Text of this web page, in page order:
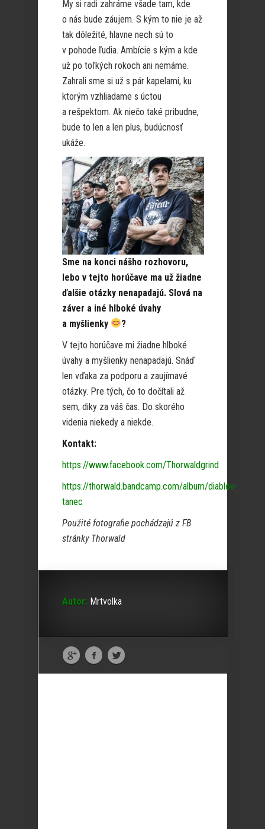
My si radi zahráme všade tam, kde
o nás bude záujem. S kým to nie je až
tak dôležité, hlavne nech sú to
v pohode ľudia. Ambície s kým a kde
už po toľkých rokoch ani nemáme.
Zahrali sme si už s pár kapelami, ku
ktorým vzhliadame s úctou
a rešpektom. Ak niečo také pribudne,
bude to len a len plus, budúcnosť
ukáže.
Sme na konci nášho rozhovoru,
lebo v tejto horúčave ma už žiadne
ďalšie otázky nenapadajú. Slová na
záver a iné hlboké úvahy
a myšlienky
?
V tejto horúčave mi žiadne hlboké
úvahy a myšlienky nenapadajú. Snáď
len vďaka za podporu a zaujímavé
otázky. Pre tých, čo to dočítali až
sem, diky za váš čas. Do skorého
videnia niekedy a niekde.
Kontakt:
https://www.facebook.com/Thorwaldgrind
https://thorwald.bandcamp.com/album/diablov-
tanec
Použité fotografie pochádzajú z FB
stránky Thorwald
Autor: Mrtvolka